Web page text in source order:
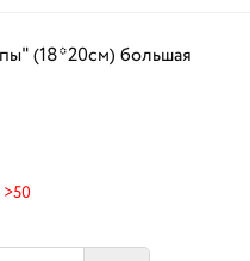
(18*20см) большая
>50